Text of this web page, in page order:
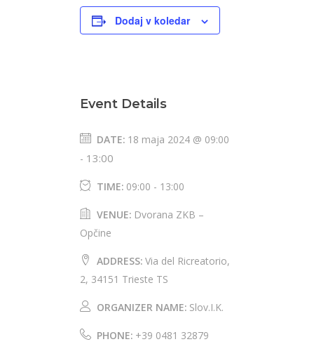
Dodaj v koledar
Event Details
DATE: 18 maja 2024 @ 09:00
- 13:00
TIME: 09:00 - 13:00
VENUE: Dvorana ZKB –
Opčine
ADDRESS: Via del Ricreatorio,
2, 34151 Trieste TS
ORGANIZER NAME: Slov.I.K.
PHONE: +39 0481 32879